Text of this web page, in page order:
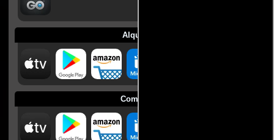
Alquilar
Comprar